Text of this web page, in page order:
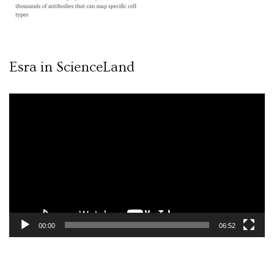
Esra in ScienceLand
00:00 06:52